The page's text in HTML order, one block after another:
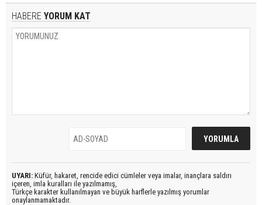
HABERE YORUM KAT
UYARI: Küfür, hakaret, rencide edici cümleler veya imalar, inançlara saldırı
içeren, imla kuralları ile yazılmamış,
Türkçe karakter kullanılmayan ve büyük harflerle yazılmış yorumlar
onaylanmamaktadır.